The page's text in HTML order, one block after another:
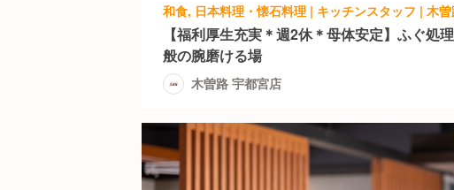
和食, 日本料理・懐石料理 | キッチンスタッフ | 木
【福利厚生充実＊週2休＊母体安定】ふぐ処
般の腕磨ける場
木曽路 宇都宮店